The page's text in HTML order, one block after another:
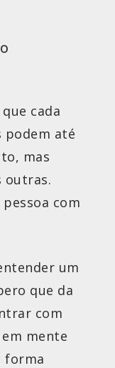
cada
podem até
mas
outras.
com
um
que da
com
mente
forma